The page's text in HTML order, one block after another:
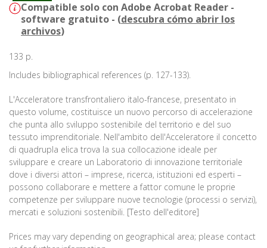
Compatible solo con Adobe Acrobat Reader -
software gratuito - (descubra cómo abrir los
archivos)
133 p.
Includes bibliographical references (p. 127-133).
L'Acceleratore transfrontaliero italo-francese, presentato in
questo volume, costituisce un nuovo percorso di accelerazione
che punta allo sviluppo sostenibile del territorio e del suo
tessuto imprenditoriale. Nell'ambito dell'Acceleratore il concetto
di quadrupla elica trova la sua collocazione ideale per
sviluppare e creare un Laboratorio di innovazione territoriale
dove i diversi attori – imprese, ricerca, istituzioni ed esperti –
possono collaborare e mettere a fattor comune le proprie
competenze per sviluppare nuove tecnologie (processi o servizi),
mercati e soluzioni sostenibili. [Testo dell'editore]
Prices may vary depending on geographical area; please contact